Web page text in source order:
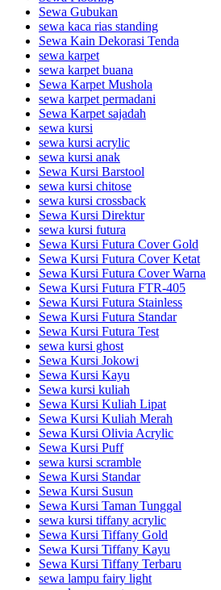
Sewa Gubukan
sewa kaca rias standing
Sewa Kain Dekorasi Tenda
sewa karpet
sewa karpet buana
Sewa Karpet Mushola
sewa karpet permadani
Sewa Karpet sajadah
sewa kursi
sewa kursi acrylic
sewa kursi anak
Sewa Kursi Barstool
sewa kursi chitose
sewa kursi crossback
Sewa Kursi Direktur
sewa kursi futura
Sewa Kursi Futura Cover Gold
Sewa Kursi Futura Cover Ketat
Sewa Kursi Futura Cover Warna
Sewa Kursi Futura FTR-405
Sewa Kursi Futura Stainless
Sewa Kursi Futura Standar
Sewa Kursi Futura Test
sewa kursi ghost
Sewa Kursi Jokowi
Sewa Kursi Kayu
Sewa kursi kuliah
Sewa Kursi Kuliah Lipat
Sewa Kursi Kuliah Merah
Sewa Kursi Olivia Acrylic
Sewa Kursi Puff
sewa kursi scramble
Sewa Kursi Standar
Sewa Kursi Susun
Sewa Kursi Taman Tunggal
sewa kursi tiffany acrylic
Sewa Kursi Tiffany Gold
Sewa Kursi Tiffany Kayu
Sewa Kursi Tiffany Terbaru
sewa lampu fairy light